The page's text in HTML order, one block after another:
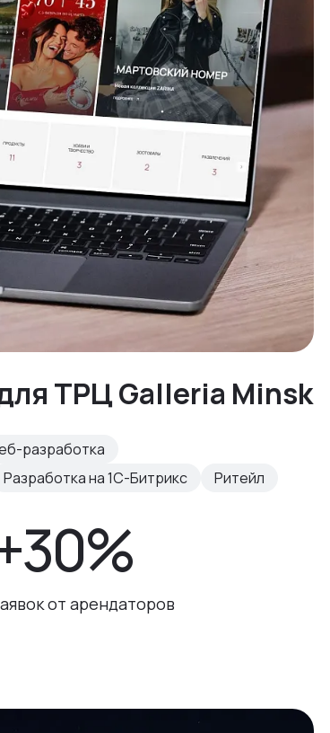
ТРЦ Galleria Minsk
разработка
Разработка на 1С-Битрикс Ритейл
от арендаторов